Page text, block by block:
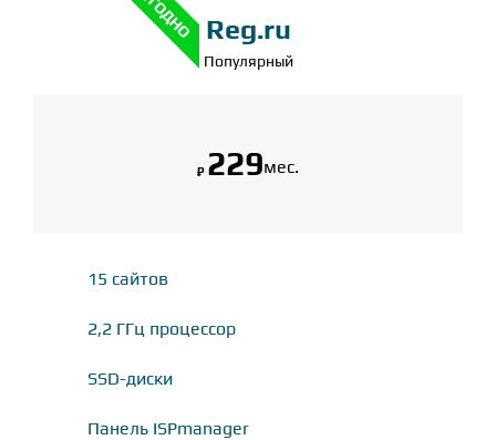
Reg.ru
Популярный
₽ 229мес.
15 сайтов
2,2 ГГц процессор
SSD-диски
Панель ISPmanager